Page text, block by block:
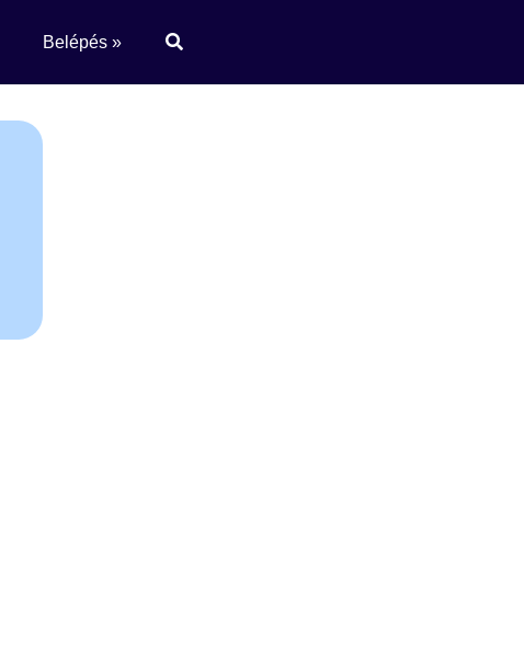
Belépés »